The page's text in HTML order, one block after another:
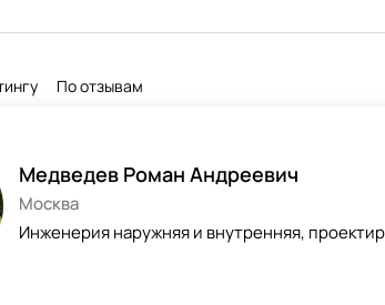
По отзывам
Медведев Роман Андреевич
Москва
Инженерия наружняя и внутренняя,